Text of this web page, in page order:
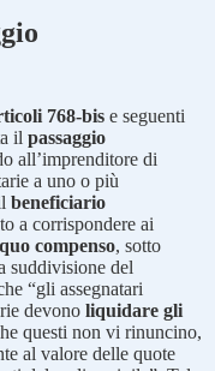
768-bis e seguenti
il passaggio
all’imprenditore di
a uno o più
beneficiario
a corrispondere ai
compenso, sotto
suddivisione del
“gli assegnatari
devono liquidare gli
questi non vi rinuncino,
al valore delle quote